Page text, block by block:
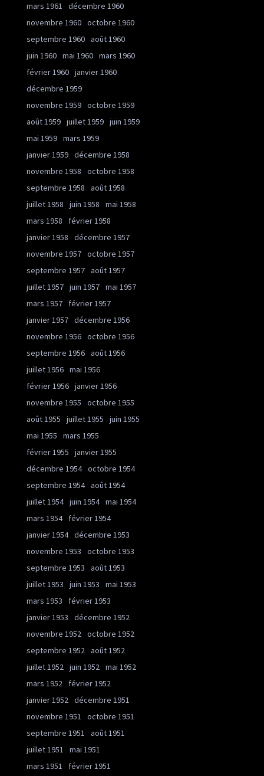
mars 1961
décembre 1960
novembre 1960 octobre 1960
septembre 1960 août 1960
juin 1960 mai 1960 mars 1960
février 1960 janvier 1960
décembre 1959
novembre 1959 octobre 1959
août 1959 juillet 1959 juin 1959
mai 1959 mars 1959
janvier 1959 décembre 1958
novembre 1958
octobre 1958
septembre 1958
août 1958
juillet 1958
juin 1958
mai 1958
mars 1958
février 1958
janvier 1958
décembre 1957
novembre 1957 octobre 1957
septembre 1957 août 1957
juillet 1957 juin 1957 mai 1957
mars 1957
février 1957
janvier 1957 décembre 1956
novembre 1956 octobre 1956
septembre 1956 août 1956
juillet 1956 mai 1956
février 1956 janvier 1956
novembre 1955
octobre 1955
août 1955
juillet 1955
juin 1955
mai 1955
mars 1955
février 1955
janvier 1955
décembre 1954 octobre 1954
septembre 1954 août 1954
juillet 1954 juin 1954 mai 1954
mars 1954
février 1954
janvier 1954 décembre 1953
novembre 1953
octobre 1953
septembre 1953
août 1953
juillet 1953
juin 1953
mai 1953
mars 1953
février 1953
janvier 1953
décembre 1952
novembre 1952 octobre 1952
septembre 1952 août 1952
juillet 1952 juin 1952 mai 1952
mars 1952
février 1952
janvier 1952 décembre 1951
novembre 1951
octobre 1951
septembre 1951
août 1951
juillet 1951
mai 1951
mars 1951
février 1951